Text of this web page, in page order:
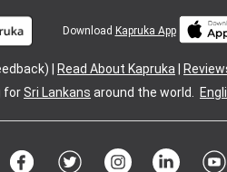
Download Kapruka App
| Read About Kapruka
forSri Lankans around the world.